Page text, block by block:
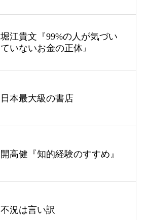
堀江貴文『99%の人が気づい
ていないお金の正体』
日本最大級の書店
開高健『知的経験のすすめ』
不況は言い訳